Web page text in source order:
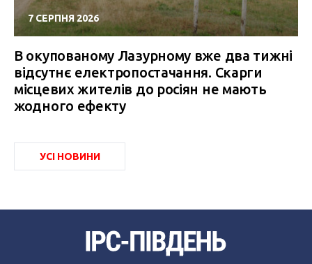
7 СЕРПНЯ 2026
В окупованому Лазурному вже два тижні
відсутнє електропостачання. Скарги
місцевих жителів до росіян не мають
жодного ефекту
УСІ НОВИНИ